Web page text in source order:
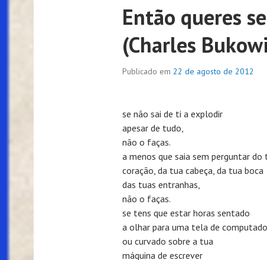
Então queres
(Charles
Publicado em 22 de agosto de 2012
se não sai de ti a explodir
apesar de tudo,
não o faças.
a menos que saia sem perguntar do
coração, da tua cabeça, da tua boca
das tuas entranhas,
não o faças.
se tens que estar horas sentado
a olhar para uma tela de
ou curvado sobre a tua
máquina de escrever